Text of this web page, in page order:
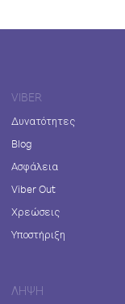
VIBER
Δυνατότητες
Blog
Ασφάλεια
Viber Out
Χρεώσεις
Υποστήριξη
ΛΉΨΗ